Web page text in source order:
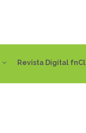
Revista Digital fnCl